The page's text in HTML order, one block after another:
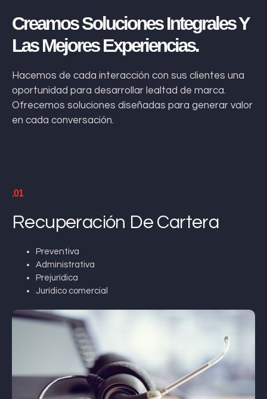
Creamos Soluciones Integrales Y
Las Mejores Experiencias.
Hacemos de cada interacción con sus clientes una
oportunidad para desarrollar lealtad de marca.
Ofrecemos soluciones diseñadas para generar valor
en cada conversación.
.01
Recuperación De Cartera
Preventiva
Administrativa
Prejurídica
Jurídico comercial